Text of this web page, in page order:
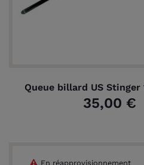
Queue billard US Stinger
35,00 €
En réapprovisionnement